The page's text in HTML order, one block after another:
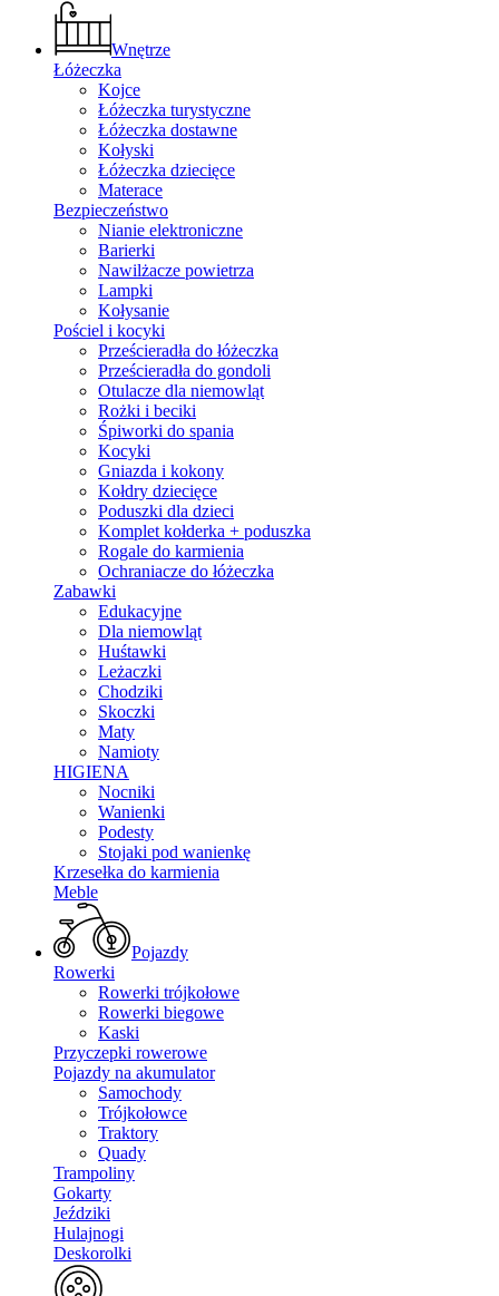
Wnętrze
Łóżeczka
Kojce
Łóżeczka turystyczne
Łóżeczka dostawne
Kołyski
Łóżeczka dziecięce
Materace
Bezpieczeństwo
Nianie elektroniczne
Barierki
Nawilżacze powietrza
Lampki
Kołysanie
Pościel i kocyki
Prześcieradła do łóżeczka
Prześcieradła do gondoli
Otulacze dla niemowląt
Rożki i beciki
Śpiworki do spania
Kocyki
Gniazda i kokony
Kołdry dziecięce
Poduszki dla dzieci
Komplet kołderka + poduszka
Rogale do karmienia
Ochraniacze do łóżeczka
Zabawki
Edukacyjne
Dla niemowląt
Huśtawki
Leżaczki
Chodziki
Skoczki
Maty
Namioty
HIGIENA
Nocniki
Wanienki
Podesty
Stojaki pod wanienkę
Krzesełka do karmienia
Meble
Pojazdy
Rowerki
Rowerki trójkołowe
Rowerki biegowe
Kaski
Przyczepki rowerowe
Pojazdy na akumulator
Samochody
Trójkołowce
Traktory
Quady
Trampoliny
Gokarty
Jeździki
Hulajnogi
Deskorolki